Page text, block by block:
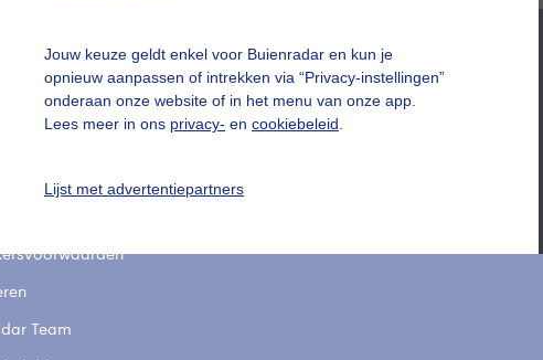
Jouw keuze geldt enkel voor Buienradar en kun je
opnieuw aanpassen of intrekken via “Privacy-instellingen”
onderaan onze website of in het menu van onze app.
Lees meer in ons privacy- en cookiebeleid
Lijst met advertentiepartners
vragen
Team
Mijn weer
De Bilt